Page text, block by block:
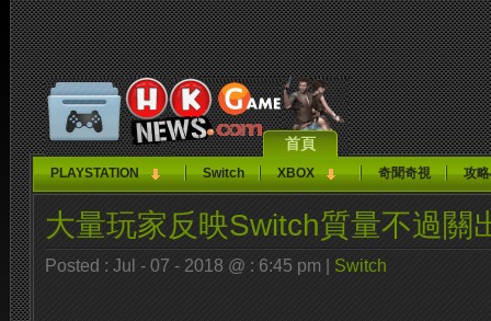
首頁
PLAYSTATION Switch XBOX 奇聞奇視 攻
大量玩家反映Switch質量不過關
Posted : Jul - 07 - 2018 @ : 6:45 pm | Switch